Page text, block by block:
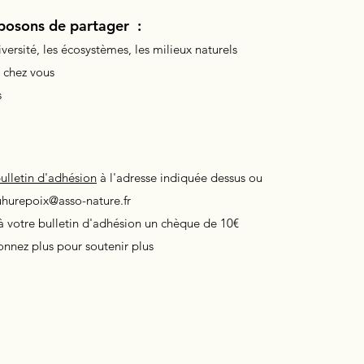
de partager :
les écosystèmes, les milieux naturels
vous
d'adhésion à l'adresse indiquée dessus ou
nature.fr
votre bulletin d'adhésion un chèque de 10€
plus pour soutenir plus